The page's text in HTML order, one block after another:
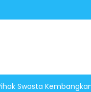
Swasta